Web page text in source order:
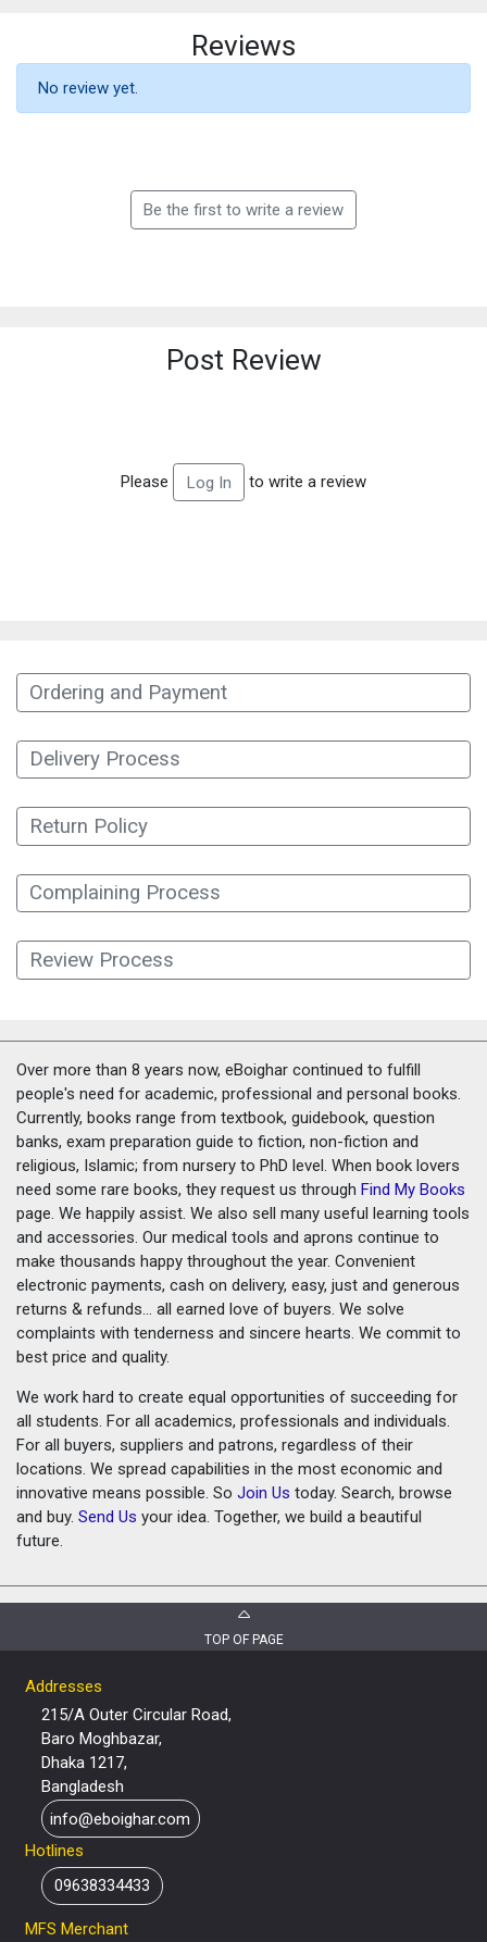
Reviews
No review yet.
Be the first to write a review
Post Review
Please Log In to write a review
Ordering and Payment
Delivery Process
Return Policy
Complaining Process
Review Process
Over more than 8 years now, eBoighar continued to fulfill
people's need for academic, professional and personal books.
Currently, books range from textbook, guidebook, question
banks, exam preparation guide to fiction, non-fiction and
religious, Islamic; from nursery to PhD level. When book lovers
need some rare books, they request us through Find My Books
page. We happily assist. We also sell many useful learning tools
and accessories. Our medical tools and aprons continue to
make thousands happy throughout the year. Convenient
electronic payments, cash on delivery, easy, just and generous
returns & refunds... all earned love of buyers. We solve
complaints with tenderness and sincere hearts. We commit to
best price and quality.
We work hard to create equal opportunities of succeeding for
all students. For all academics, professionals and individuals.
For all buyers, suppliers and patrons, regardless of their
locations. We spread capabilities in the most economic and
innovative means possible. So Join Us today. Search, browse
and buy. Send Us your idea. Together, we build a beautiful
future.
TOP OF PAGE
Addresses
215/A Outer Circular Road,
Baro Moghbazar,
Dhaka 1217,
Bangladesh
info@eboighar.com
Hotlines
09638334433
MFS Merchant